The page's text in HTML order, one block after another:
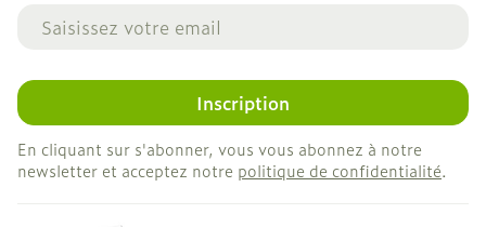
Adresse mail
Inscription
En cliquant sur s'abonner, vous vous abonnez à notre
newsletter et acceptez notre politique de confidentialité.